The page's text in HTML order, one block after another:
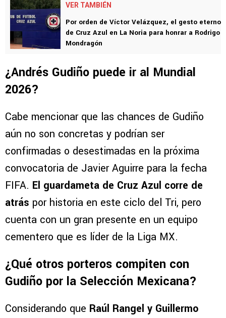
VER TAMBIÉN
Por orden de Víctor Velázquez, el gesto eterno
de Cruz Azul en La Noria para honrar a Rodrigo
Mondragón
¿Andrés Gudiño puede ir al Mundial
2026?
Cabe mencionar que las chances de Gudiño
aún no son concretas y podrían ser
confirmadas o desestimadas en la próxima
convocatoria de Javier Aguirre para la fecha
FIFA. El guardameta de Cruz Azul corre de
atrás por historia en este ciclo del Tri, pero
cuenta con un gran presente en un equipo
cementero que es líder de la Liga MX.
¿Qué otros porteros compiten con
Gudiño por la Selección Mexicana?
Considerando que Raúl Rangel y Guillermo